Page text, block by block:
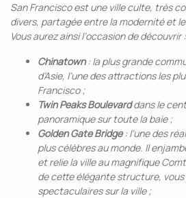
San Francisco est une ville culte, très
divers, partagée entre la modernité et
Vous aurez ainsi l’occasion de découvrir :
Chinatown: la plus grande
d’Asie, l’une des attractions les
Francisco ;
Twin Peaks Boulevarddans le
panoramique sur toute la baie ;
Golden Gate Bridge: l’une des
plus célèbres au monde. Il
et relie la ville au magnifique
de cette élégante structure, vous
spectaculaires sur la ville ;